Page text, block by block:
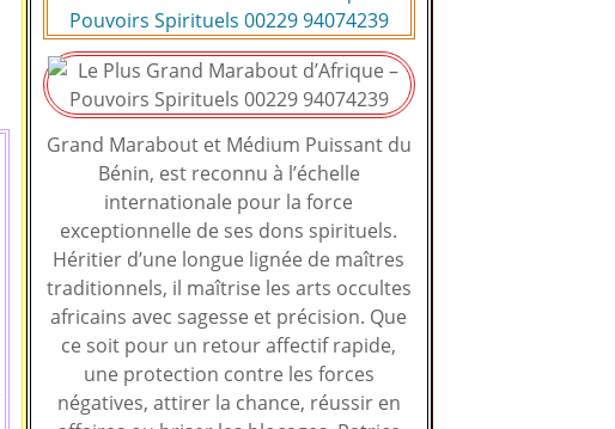
Pouvoirs Spirituels 00229 94074239
Grand Marabout et Médium Puissant du
Bénin, est reconnu à l’échelle
internationale pour la force
exceptionnelle de ses dons spirituels.
Héritier d’une longue lignée de maîtres
traditionnels, il maîtrise les arts occultes
africains avec sagesse et précision. Que
ce soit pour un retour affectif rapide,
une protection contre les forces
négatives, attirer la chance, réussir en